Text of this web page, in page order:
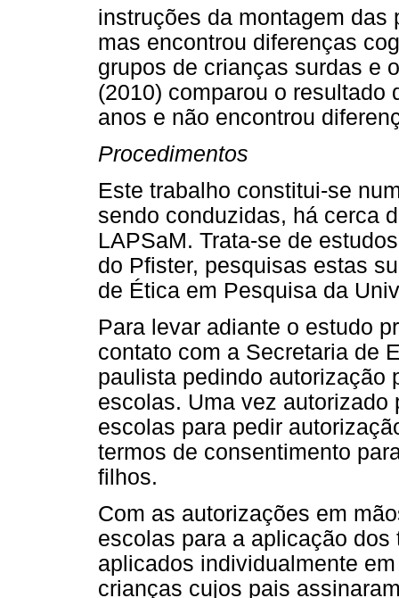
instruções da montagem das
mas encontrou diferenças
grupos de crianças surdas e
(2010) comparou o resultado
anos e não encontrou
Procedimentos
Este trabalho constitui-se
sendo conduzidas, há cerca
LAPSaM. Trata-se de
do Pfister, pesquisas estas
de Ética em Pesquisa da
Para levar adiante o estudo
contato com a Secretaria de
paulista pedindo autorização
escolas. Uma vez autorizado
escolas para pedir
termos de consentimento
filhos.
Com as autorizações em
escolas para a aplicação
aplicados individualmente
crianças cujos pais